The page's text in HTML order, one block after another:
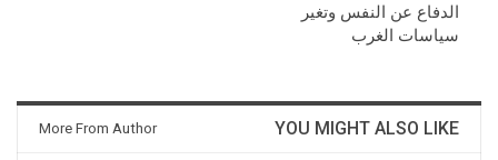
الدفاع عن النفس وتغير
سياسات الغرب
YOU MIGHT ALSO LIKE
More From Author